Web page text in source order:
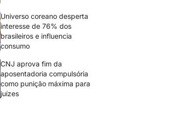
Universo coreano desperta
interesse de 76% dos
brasileiros e influencia
consumo
CNJ aprova fim da
aposentadoria compulsória
como punição máxima para
juízes